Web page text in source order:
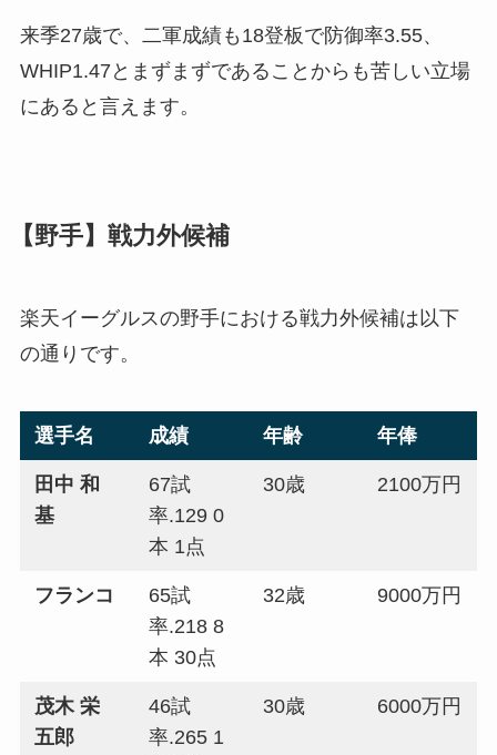
来季27歳で、二軍成績も18登板で防御率3.55、
WHIP1.47とまずまずであることからも苦しい立場
にあると言えます。
【野手】戦力外候補
楽天イーグルスの野手における戦力外候補は以下
の通りです。
選手名 成績 年齢 年俸
田中 和
基
67試
率.129 0
本 1点
30歳 2100万円
フランコ
65試
率.218 8
本 30点
32歳 9000万円
茂木 栄
五郎
46試
率.265 1
30歳 6000万円